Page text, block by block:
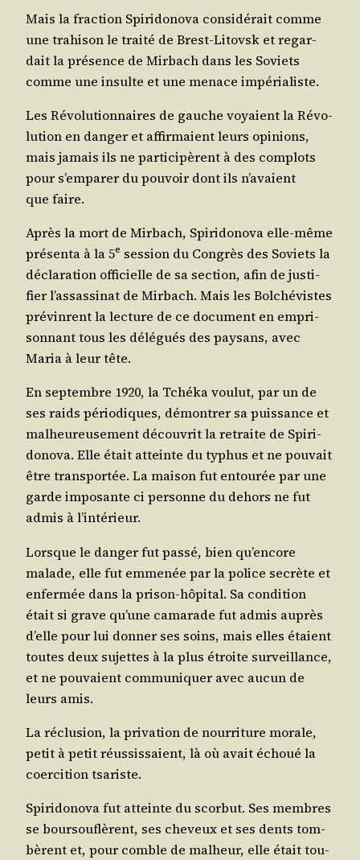
Mais la frac­tion Spi­ri­do­no­va consi­dé­rait comme
une tra­hi­son le trai­té de Brest-Litovsk et regar­
dait la pré­sence de Mir­bach dans les Soviets
comme une insulte et une menace impérialiste.
Les Révo­lu­tion­naires de gauche voyaient la Révo­
lu­tion en dan­ger et affir­maient leurs opi­nions,
mais jamais ils ne par­ti­ci­pèrent à des com­plots
pour s’emparer du pou­voir dont ils n’avaient
que faire.
Après la mort de Mir­bach, Spi­ri­do­no­va elle-même
pré­sen­ta à la 5e ses­sion du Congrès des Soviets la
décla­ra­tion offi­cielle de sa sec­tion, afin de jus­ti­
fier l’assassinat de Mir­bach. Mais les Bol­ché­vistes
pré­vinrent la lec­ture de ce docu­ment en empri­
son­nant tous les délé­gués des pay­sans, avec
Maria à leur tête.
En sep­tembre 1920, la Tché­ka vou­lut, par un de
ses raids pério­diques, démon­trer sa puis­sance et
mal­heu­reu­se­ment décou­vrit la retraite de Spi­ri­
do­no­va. Elle était atteinte du typhus et ne pou­vait
être trans­por­tée. La mai­son fut entou­rée par une
garde impo­sante ci per­sonne du dehors ne fut
admis à l’intérieur.
Lorsque le dan­ger fut pas­sé, bien qu’encore
malade, elle fut emme­née par la police secrète et
enfer­mée dans la pri­son-hôpi­tal. Sa condi­tion
était si grave qu’une cama­rade fut admis auprès
d’elle pour lui don­ner ses soins, mais elles étaient
toutes deux sujettes à la plus étroite sur­veillance,
et ne pou­vaient com­mu­ni­quer avec aucun de
leurs amis.
La réclu­sion, la pri­va­tion de nour­ri­ture morale,
petit à petit réus­sis­saient, là où avait échoué la
coer­ci­tion tsariste.
Spi­ri­do­no­va fut atteinte du scor­but. Ses membres
se bour­sou­flèrent, ses che­veux et ses dents tom­
bèrent et, pour comble de mal­heur, elle était tou­